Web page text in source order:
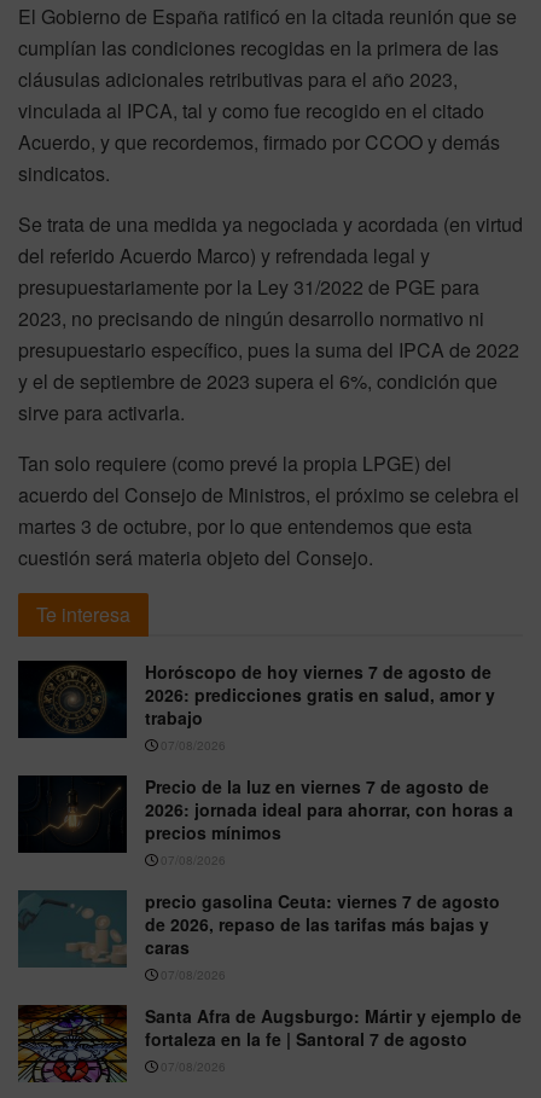
El Gobierno de España ratificó en la citada reunión que se
cumplían las condiciones recogidas en la primera de las
cláusulas adicionales retributivas para el año 2023,
vinculada al IPCA, tal y como fue recogido en el citado
Acuerdo, y que recordemos, firmado por CCOO y demás
sindicatos.
Se trata de una medida ya negociada y acordada (en virtud
del referido Acuerdo Marco) y refrendada legal y
presupuestariamente por la Ley 31/2022 de PGE para
2023, no precisando de ningún desarrollo normativo ni
presupuestario específico, pues la suma del IPCA de 2022
y el de septiembre de 2023 supera el 6%, condición que
sirve para activarla.
Tan solo requiere (como prevé la propia LPGE) del
acuerdo del Consejo de Ministros, el próximo se celebra el
martes 3 de octubre, por lo que entendemos que esta
cuestión será materia objeto del Consejo.
Te interesa
Horóscopo de hoy viernes 7 de agosto de
2026: predicciones gratis en salud, amor y
trabajo
07/08/2026
Precio de la luz en viernes 7 de agosto de
2026: jornada ideal para ahorrar, con horas a
precios mínimos
07/08/2026
precio gasolina Ceuta: viernes 7 de agosto
de 2026, repaso de las tarifas más bajas y
caras
07/08/2026
Santa Afra de Augsburgo: Mártir y ejemplo de
fortaleza en la fe | Santoral 7 de agosto
07/08/2026